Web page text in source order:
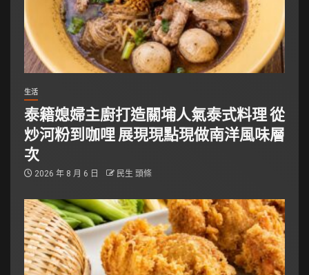
生活
泰籍媳婦主廚打造關埔人氣泰式料理 從
炒河粉到咖哩 展現現點現做南洋風味層
次
2026 年 8 月 6 日 民生 頭條